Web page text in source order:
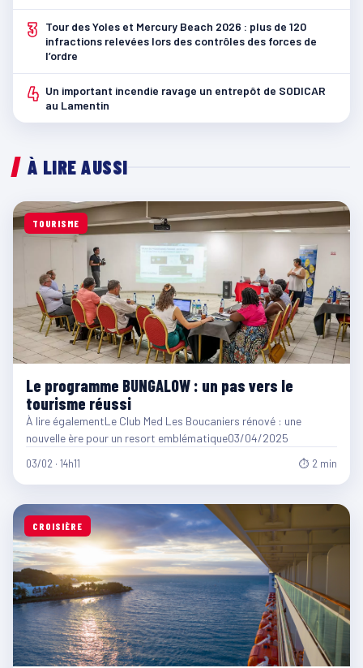
3
Tour des Yoles et Mercury Beach 2026 : plus de 120
infractions relevées lors des contrôles des forces de
l’ordre
4 Un important incendie ravage un entrepôt de SODICAR
au Lamentin
À LIRE AUSSI
TOURISME
Le programme BUNGALOW : un pas vers le
tourisme réussi
À lire égalementLe Club Med Les Boucaniers rénové : une
nouvelle ère pour un resort emblématique03/04/2025
03/02 · 14h11 ⏱ 2 min
CROISIÈRE